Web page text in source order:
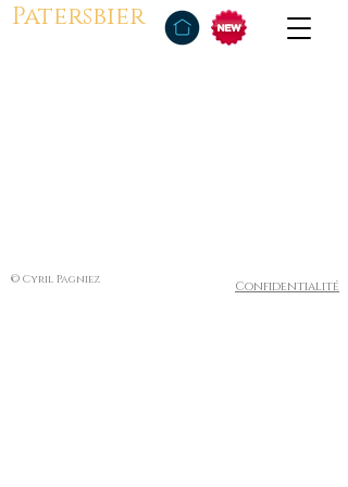
Patersbier
© Cyril Pagniez Confidentialité